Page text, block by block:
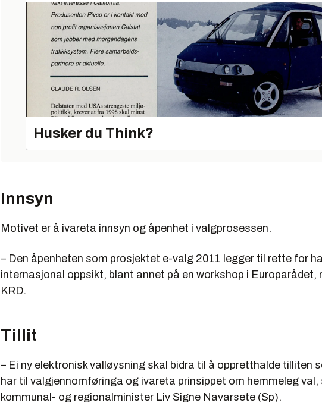
Husker du Think?
Innsyn
Motivet er å ivareta innsyn og åpenhet i valgprosessen.
– Den åpenheten som prosjektet e-valg 2011 legger til rette for
internasjonal oppsikt, blant annet på en workshop i Europarådet,
KRD.
Tillit
– Ei ny elektronisk valløysning skal bidra til å oppretthalde tilliten
har til valgjennomføringa og ivareta prinsippet om hemmeleg val,
kommunal- og regionalminister Liv Signe Navarsete (Sp).